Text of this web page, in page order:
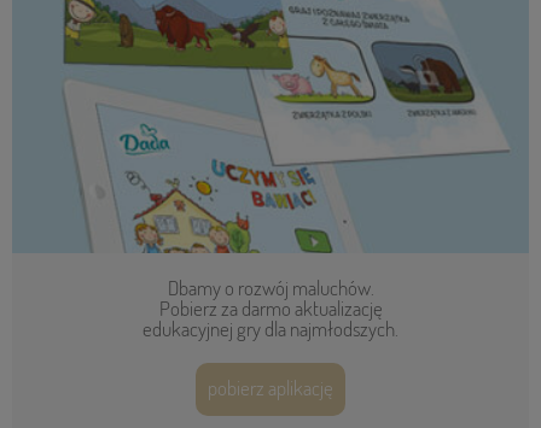
Dbamy o rozwój maluchów.
Pobierz za darmo aktualizację
edukacyjnej gry dla najmłodszych.
pobierz aplikację